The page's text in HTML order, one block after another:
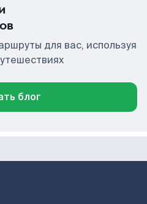
для вас, используя
блог